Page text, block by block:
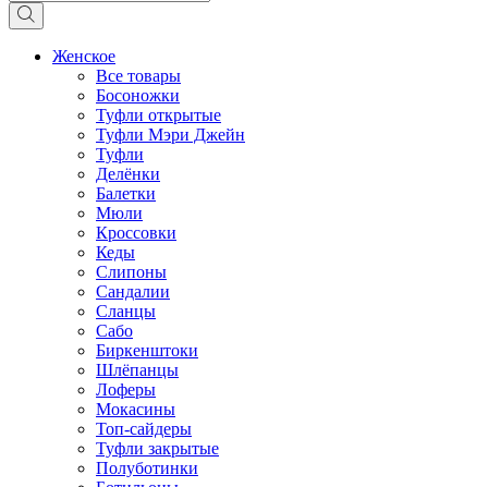
Женское
Все товары
Босоножки
Туфли открытые
Туфли Мэри Джейн
Туфли
Делёнки
Балетки
Мюли
Кроссовки
Кеды
Слипоны
Сандалии
Сланцы
Сабо
Биркенштоки
Шлёпанцы
Лоферы
Мокасины
Топ-сайдеры
Туфли закрытые
Полуботинки